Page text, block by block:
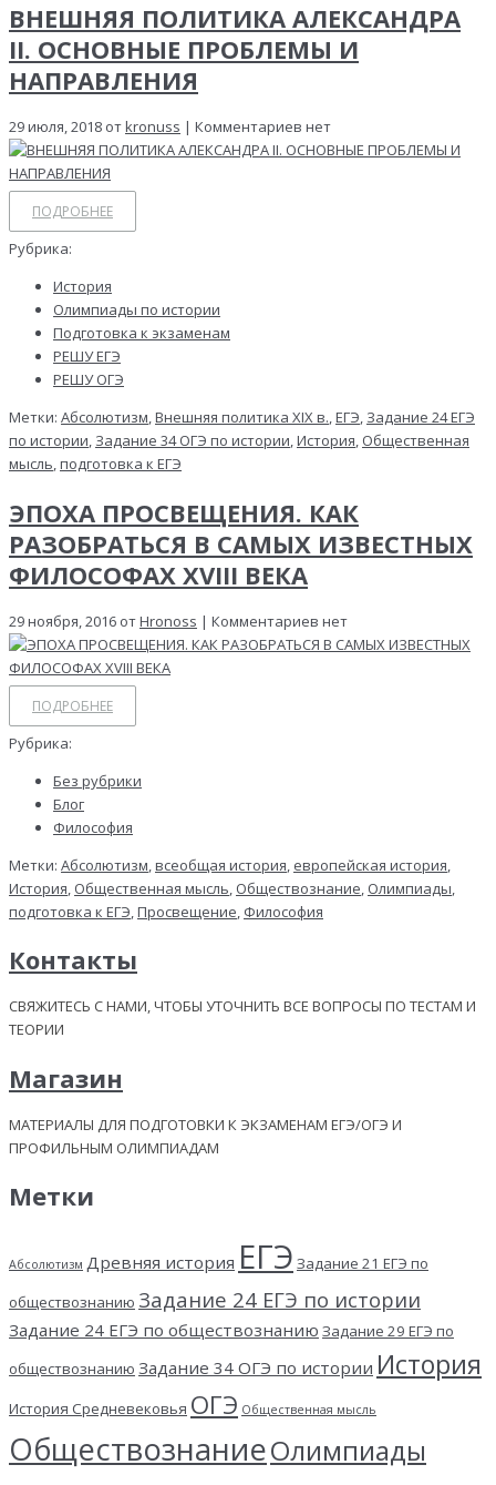
ВНЕШНЯЯ ПОЛИТИКА АЛЕКСАНДРА
II. ОСНОВНЫЕ ПРОБЛЕМЫ И
НАПРАВЛЕНИЯ
29 июля, 2018 отkronuss | Комментариев нет
ПОДРОБНЕЕ
Рубрика:
История
Олимпиады по истории
Подготовка к экзаменам
РЕШУ ЕГЭ
РЕШУ ОГЭ
Метки: Абсолютизм,Внешняя политика XIX в.,ЕГЭ, Задание 24 ЕГЭ
по истории, Задание 34 ОГЭ по истории,История, Общественная
мысль,подготовка к ЕГЭ
ЭПОХА ПРОСВЕЩЕНИЯ. КАК
РАЗОБРАТЬСЯ В САМЫХ ИЗВЕСТНЫХ
ФИЛОСОФАХ XVIII ВЕКА
29 ноября, 2016 отHronoss | Комментариев нет
ПОДРОБНЕЕ
Рубрика:
Без рубрики
Блог
Философия
Метки: Абсолютизм,всеобщая история, европейская история,
История, Общественная мысль, Обществознание, Олимпиады,
подготовка к ЕГЭ,Просвещение, Философия
Контакты
СВЯЖИТЕСЬ С НАМИ, ЧТОБЫ УТОЧНИТЬ ВСЕ ВОПРОСЫ ПО ТЕСТАМ И
ТЕОРИИ
Магазин
МАТЕРИАЛЫ ДЛЯ ПОДГОТОВКИ К ЭКЗАМЕНАМ ЕГЭ/ОГЭ И
ПРОФИЛЬНЫМ ОЛИМПИАДАМ
Метки
Абсолютизм Древняя история ЕГЭ Задание 21 ЕГЭ по
обществознанию Задание 24 ЕГЭ по истории
Задание 24 ЕГЭ по обществознанию Задание 29 ЕГЭ по
обществознанию Задание 34 ОГЭ по истории История
История Средневековья ОГЭ Общественная мысль
ОбществознаниеОлимпиады